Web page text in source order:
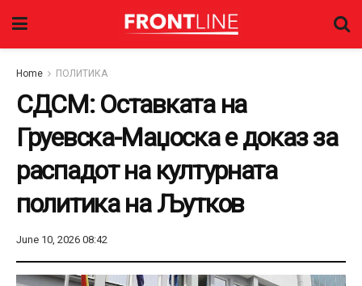
Home ПОЛИТИКА
СДСМ: Оставката на
Груевска-Маџоска е доказ за
распадот на културната
политика на Љутков
June 10, 2026 08:42